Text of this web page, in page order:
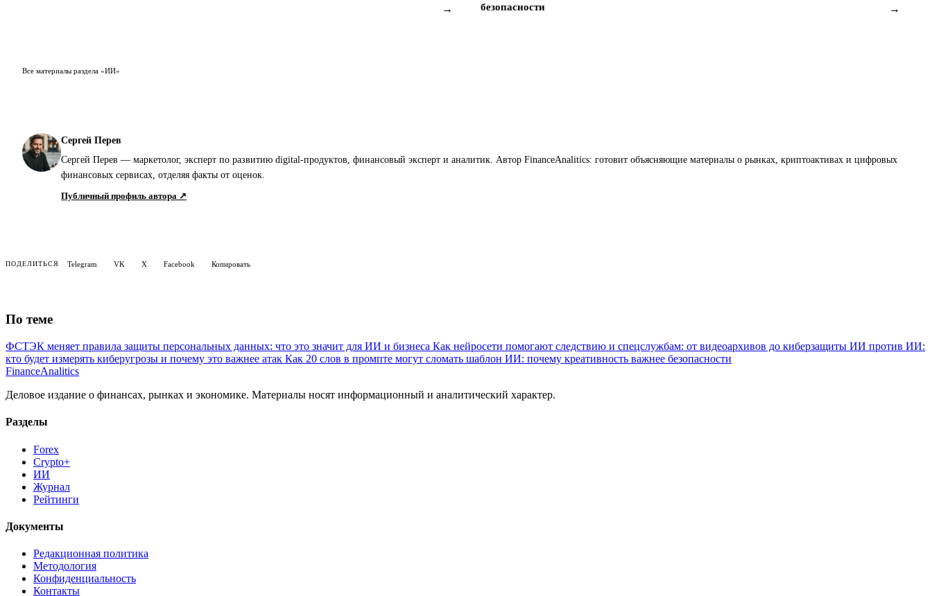
→
безопасности
→
Все материалы раздела «ИИ»
Сергей Перев
Сергей Перев — маркетолог, эксперт по развитию digital-продуктов, финансовый эксперт и аналитик. Автор FinanceAnalitics: готовит объясняющие материалы о рынках, криптоактивах и цифровых
финансовых сервисах, отделяя факты от оценок.
Публичный профиль автора ↗
ПОДЕЛИТЬСЯ Telegram VK X Facebook Копировать
По теме
ФСТЭК меняет правила защиты персональных данных: что это значит для ИИ и бизнеса Как нейросети помогают следствию и спецслужбам: от видеоархивов до киберзащиты ИИ против ИИ:
кто будет измерять киберугрозы и почему это важнее атак Как 20 слов в промпте могут сломать шаблон ИИ: почему креативность важнее безопасности
FinanceAnalitics
Деловое издание о финансах, рынках и экономике. Материалы носят информационный и аналитический характер.
Разделы
Forex
Crypto+
ИИ
Журнал
Рейтинги
Документы
Редакционная политика
Методология
Конфиденциальность
Контакты